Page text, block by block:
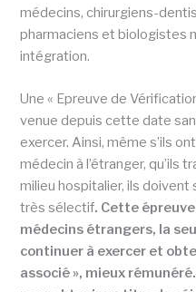
médecins, chirurgiens-
pharmaciens et biologistes
intégration.
Une « Epreuve de
venue depuis cette date
exercer. Ainsi, même s’ils
médecin à l’étranger, qu’ils
milieu hospitalier, ils
très sélectif. Cette
médecins étrangers, la
continuer à exercer et
associé », mieux